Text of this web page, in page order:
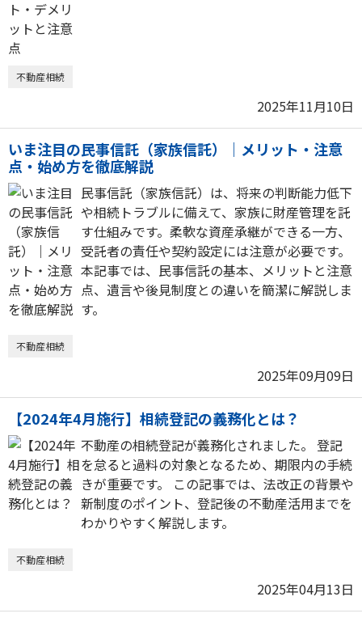
不動産相続
2025年11月10日
いま注目の民事信託（家族信託）｜メリット・注意
点・始め方を徹底解説
民事信託（家族信託）は、将来の判断能力低下
や相続トラブルに備えて、家族に財産管理を託
す仕組みです。柔軟な資産承継ができる一方、
受託者の責任や契約設定には注意が必要です。
本記事では、民事信託の基本、メリットと注意
点、遺言や後見制度との違いを簡潔に解説しま
す。
不動産相続
2025年09月09日
【2024年4月施行】相続登記の義務化とは？
不動産の相続登記が義務化されました。 登記
を怠ると過料の対象となるため、期限内の手続
きが重要です。 この記事では、法改正の背景や
新制度のポイント、登記後の不動産活用までを
わかりやすく解説します。
不動産相続
2025年04月13日